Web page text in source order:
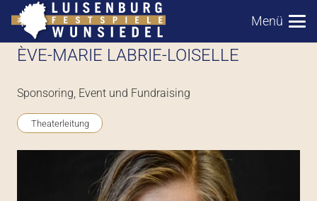
Menü
ÈVE-MARIE LABRIE-LOISELLE
Sponsoring, Event und Fundraising
Theaterleitung